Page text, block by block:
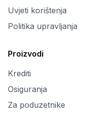
Uvjeti korištenja
Politika upravljanja
Proizvodi
Krediti
Osiguranja
Za poduzetnike